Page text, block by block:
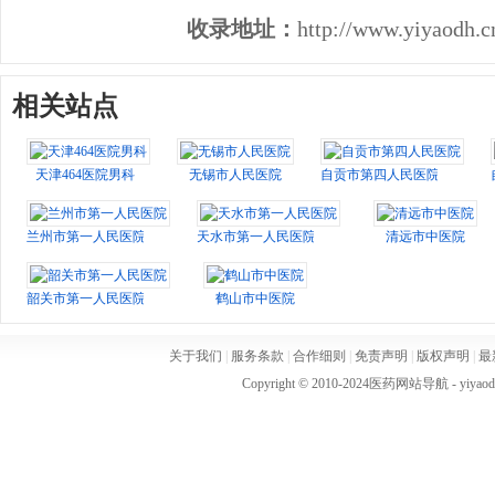
收录地址： http://
相关站点
天津464医院男科 无锡市人民医院 自贡市第四人民医院
兰州市第一人民医院 天水市第一人民医院 清远市中医院
韶关市第一人民医院 鹤山市中医院
关于我们 服务条款 合作细则 免责声明 版权声明
最
Copyright © 2010-2024医药网站导航-